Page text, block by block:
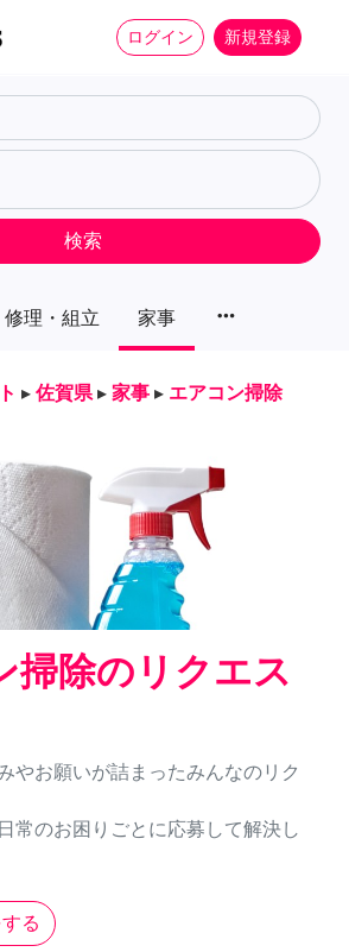
ログイン 新規登録
修理・組立 家事 more_horiz
検索
▸ 佐賀県 ▸ 家事 ▸ エアコン掃除
掃除のリクエス
やお願いが詰まったみんなのリク
常のお困りごとに応募して解決し
る